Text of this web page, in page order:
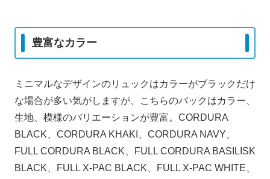
豊富なカラー
ミニマルなデザインのリュックはカラーがブラックだけ
な場合が多い気がしますが、こちらのバックはカラー、
生地、模様のバリエーションが豊富。CORDURA
BLACK、CORDURA KHAKI、CORDURA NAVY、
FULL CORDURA BLACK、FULL CORDURA BASILISK
BLACK、FULL X-PAC BLACK、FULL X-PAC WHITE、